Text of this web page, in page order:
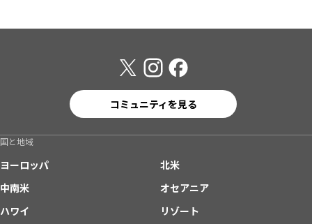
コミュニティを見る
国と地域
ヨーロッパ
北米
中南米
オセアニア
ハワイ
リゾート